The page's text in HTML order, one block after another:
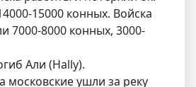
15000 конных. Войска
7000-8000 конных, 3000-
Али (Hally).
московские ушли за реку